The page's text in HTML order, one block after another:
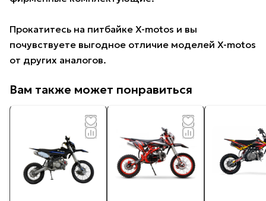
Прокатитесь на питбайке X-motos и вы
почувствуете выгодное отличие моделей X-motos
от других аналогов.
Вам также может понравиться